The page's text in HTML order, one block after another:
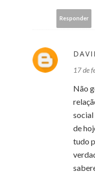
Responder
17 de
Não
social
de
tudo